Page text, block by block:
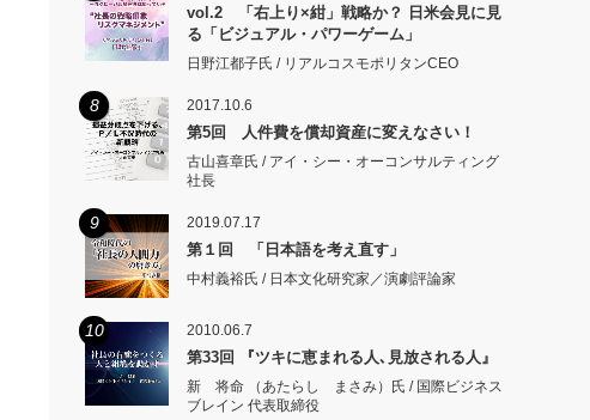
vol.2 「右上り×紺」戦略か？ 日米会見に見
る「ビジュアル・パワーゲーム」
日野江都子氏 / リアルコスモポリタンCEO
8 2017.10.6
第5回 人件費を償却資産に変えなさい！
古山喜章氏 / アイ・シー・オーコンサルティング
社長
9 2019.07.17
第１回 「日本語を考え直す」
中村義裕氏 / 日本文化研究家／演劇評論家
10 2010.06.7
第33回 『ツキに恵まれる人､見放される人』
新 将命 （あたらし まさみ）氏 / 国際ビジネス
ブレイン 代表取締役